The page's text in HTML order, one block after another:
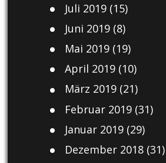
Juli 2019(15)
Juni 2019(8)
Mai 2019(19)
April 2019(10)
März 2019(21)
Februar 2019(31)
Januar 2019(29)
Dezember 2018(31)